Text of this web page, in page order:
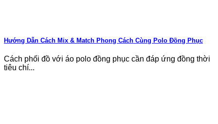
Hướng Dẫn Cách Mix & Match Phong Cách Cùng Polo Đồng Phục
Cách phối đồ với áo polo đồng phục cần đáp ứng đồng thời
tiêu chí...